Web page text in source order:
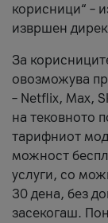
корисници“ –
извршен
За
овозможува
– Netflix, Max,
на тековното
тарифниот
можност
услуги, со
30 дена, без
засекогаш.